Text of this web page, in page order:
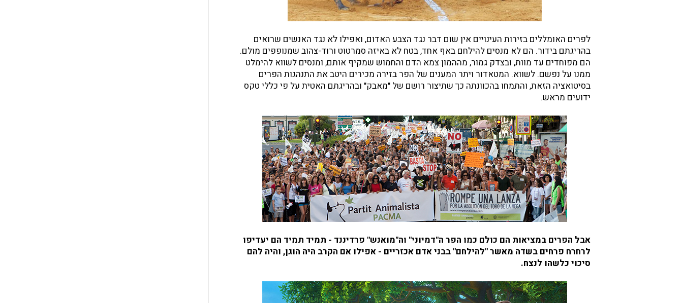
לפרים האומללים בזירות העינויים אין שום דבר נגד הצבע האדום, ואפילו לא נגד האנשים שרואים
בהריגתם בידור. הם לא מנסים להילחם באף אחד, בטח לא באיזה סמרטוט ורוד-צהוב שמנופפים מולם.
הם מפוחדים עד מוות, ובצדק גמור, מההמון צמא הדם והחמוש שמקיף אותם, ומנסים לשווא להימלט
ממנו על נפשם. לשווא. המטאדור ויתר המענים של הפר בזירה מכירים היטב את התנהגות הפרים
בסיטואציה הזאת, והתמחו בהכוונתה כך שתיצור רושם של "מאבק" ובהריגתם האטית על פי כללי טקס
ידועים מראש.
אבל הפרים במציאות הם כולם כמו הפר ה"דמיוני" וה"מואנש" פרדיננד - תמיד תמיד הם יעדיפו
לרחרח פרחים בשדה מאשר "להילחם" בבני אדם אכזריים - אפילו אם הקרב היה הוגן, והיה להם
סיכוי כלשהו לנצח.